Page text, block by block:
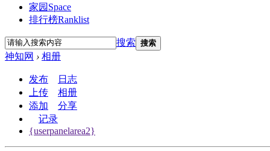
家园 Space
排行榜Ranklist
搜索 搜索
神知网 › 相册
发布
日志
上传
相册
添加
分享
记录
{userpanelarea2}